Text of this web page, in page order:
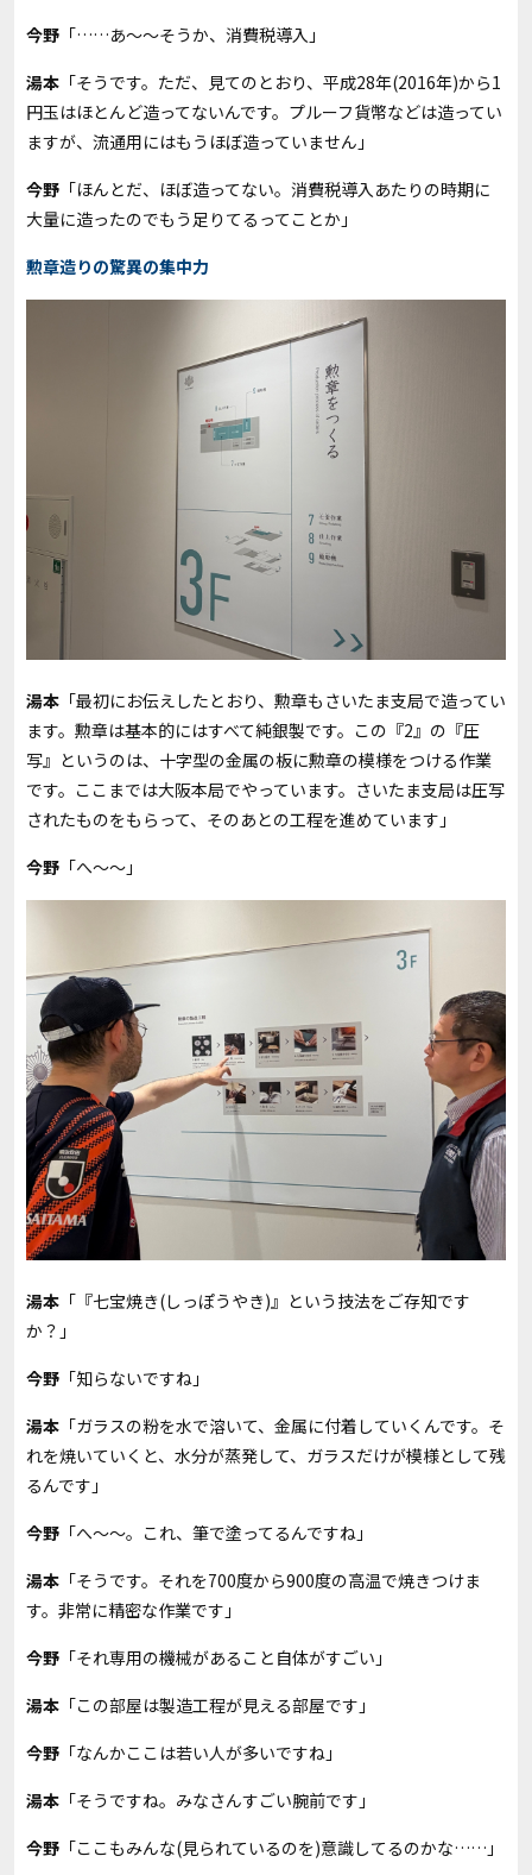
今野 「……あ～～そうか、消費税導入」
湯本 「そうです。ただ、見てのとおり、平成28年(2016年)から1
円玉はほとんど造ってないんです。プルーフ貨幣などは造ってい
ますが、流通用にはもうほぼ造っていません」
今野 「ほんとだ、ほぼ造ってない。消費税導入あたりの時期に
大量に造ったのでもう足りてるってことか」
勲章造りの驚異の集中力
湯本 「最初にお伝えしたとおり、勲章もさいたま支局で造ってい
ます。勲章は基本的にはすべて純銀製です。この『2』の『圧
写』というのは、十字型の金属の板に勲章の模様をつける作業
です。ここまでは大阪本局でやっています。さいたま支局は圧写
されたものをもらって、そのあとの工程を進めています」
今野 「へ～～」
湯本 「『七宝焼き(しっぽうやき)』という技法をご存知です
か？」
今野 「知らないですね」
湯本 「ガラスの粉を水で溶いて、金属に付着していくんです。そ
れを焼いていくと、水分が蒸発して、ガラスだけが模様として残
るんです」
今野 「へ～～。これ、筆で塗ってるんですね」
湯本 「そうです。それを700度から900度の高温で焼きつけま
す。非常に精密な作業です」
今野 「それ専用の機械があること自体がすごい」
湯本 「この部屋は製造工程が見える部屋です」
今野 「なんかここは若い人が多いですね」
湯本 「そうですね。みなさんすごい腕前です」
今野 「ここもみんな(見られているのを)意識してるのかな……」